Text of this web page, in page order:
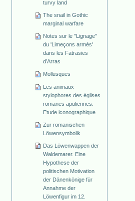
turvy land
The snail in Gothic
marginal warfare
Notes sur le "Lignage"
du 'Limeçons armés'
dans les Fatrasies
d’Arras
Mollusques
Les animaux
stylophores des églises
romanes apuliennes.
Etude iconographique
Zur romanischen
Löwensymbolik
Das Löwenwappen der
Waldemarer. Eine
Hypothese der
politischen Motivation
der Dänenkönige für
Annahme der
Löwenfigur im 12.